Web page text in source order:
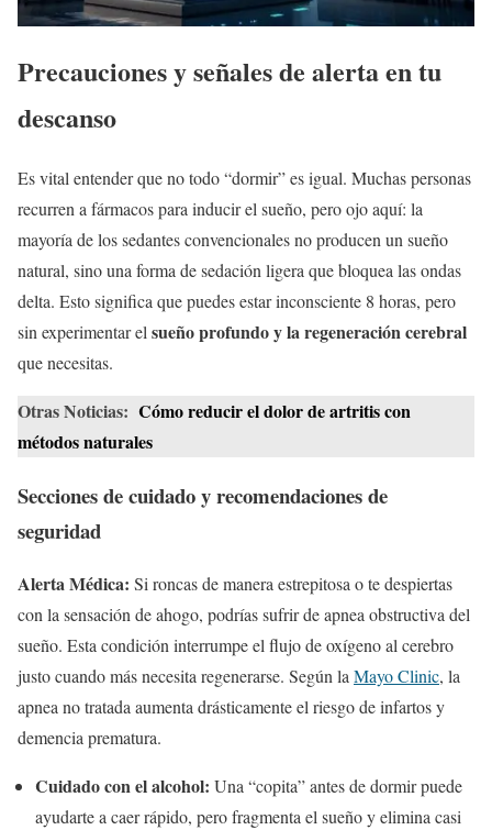
Precauciones y señales de alerta en tu
descanso
Es vital entender que no todo “dormir” es igual. Muchas personas
recurren a fármacos para inducir el sueño, pero ojo aquí: la
mayoría de los sedantes convencionales no producen un sueño
natural, sino una forma de sedación ligera que bloquea las ondas
delta. Esto significa que puedes estar inconsciente 8 horas, pero
sin experimentar el sueño profundo y la regeneración cerebral
que necesitas.
Otras Noticias: Cómo reducir el dolor de artritis con
métodos naturales
Secciones de cuidado y recomendaciones de
seguridad
Alerta Médica: Si roncas de manera estrepitosa o te despiertas
con la sensación de ahogo, podrías sufrir de apnea obstructiva del
sueño. Esta condición interrumpe el flujo de oxígeno al cerebro
justo cuando más necesita regenerarse. Según laMayo Clinic, la
apnea no tratada aumenta drásticamente el riesgo de infartos y
demencia prematura.
Cuidado con el alcohol: Una “copita” antes de dormir puede
ayudarte a caer rápido, pero fragmenta el sueño y elimina casi